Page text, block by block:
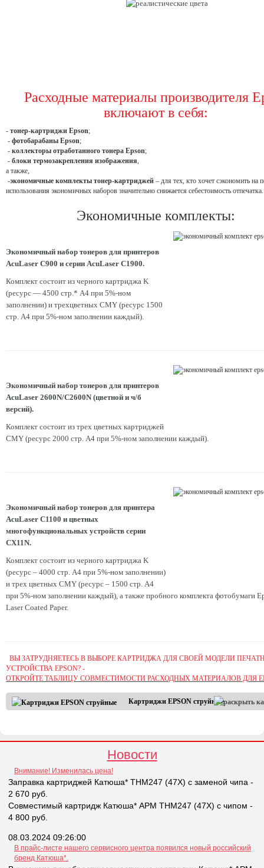
Расходные материалы производителя
включают в себя:
- тонер-картриджи Epson;
- фотобарабаны Epson;
- коллекторы отработанного тонера Epson;
- блоки термозакрепления изображения,
а также,
-экономичные комплекты тонер-картриджей – для тех, кто хочет сэкономить на
использования экономичных наборов значительно снижается себестоимость отпечатка.
Экономичные комплекты:
Экономичный набор тонеров для принтеров
AcuLaser C900 и серии AcuLaser C1900.
Комплект состоит из черного картриджа K
(ресурс — 4500 стр.* А4 при 5%-ном
заполнении) и трехцветных CMY (ресурс 1500
стр. А4 при 5%-ном заполнении каждый).
Экономичный набор тонеров для принтеров
AcuLaser 2600N/C2600N (цветной и ч/б
версий).
Комплект состоит из трех цветных картриджей
CMY (ресурс 2000 стр. А4 при 5%-ном заполнении каждый).
Экономичный набор тонеров для принтера
AcuLaser C1100 и цветных
многофункциональных устройств серии
CX11N.
Комплект состоит из черного картриджа K
(ресурс – 4000 стр. А4 при 5%-ном заполнении)
и трех цветных CMY (ресурс – 1500 стр. А4
при 5%-ном заполнении каждый), а также пробного комплекта фотобумаги
Laser Coated Paper.
ВЫ ЗАТРУДНЯЕТЕСЬ В ВЫБОРЕ КАРТРИДЖА ДЛЯ СВОЕЙ МОДЕЛИ
УСТРОЙСТВА EPSON? -
ОТКРОЙТЕ ТАБЛИЦУ СОВМЕСТИМОСТИ РАСХОДНЫХ МАТЕРИАЛОВ ДЛЯ
Картриджи EPSON струйные
Новости
Внимание! Изменилась цена!
Заправка картриджей Катюша* THM247 (47X) с заменой чипа -
2 670 руб.
Совместимый картридж Катюша* APM THM247 (47X) с чипом -
4 800 руб.
08.03.2024 09:26:00
В прайс-листе нашего сервисного центра появился новый российский
бренд Катюша*.